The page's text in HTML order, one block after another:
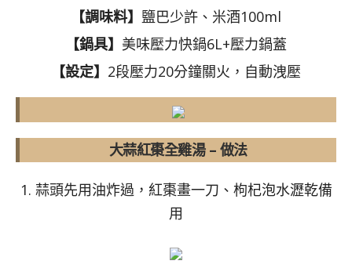
【調味料】 鹽巴少許、米酒100ml
【鍋具】 美味壓力快鍋6L+壓力鍋蓋
【設定】 2段壓力20分鐘關火，自動洩壓
大蒜紅棗全雞湯 – 做法
1. 蒜頭先用油炸過，紅棗畫一刀、枸杞泡水瀝乾備
用